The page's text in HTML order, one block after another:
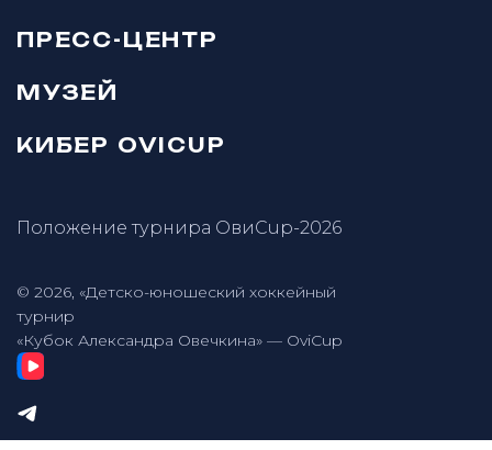
ПРЕСС-ЦЕНТР
МУЗЕЙ
КИБЕР OVICUP
Положение турнира ОвиCup-2026
© 2026, «Детско-юношеский хоккейный
турнир
«Кубок Александра Овечкина» — OviCup